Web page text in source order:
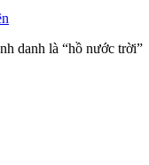
danh là “hồ nước trời”